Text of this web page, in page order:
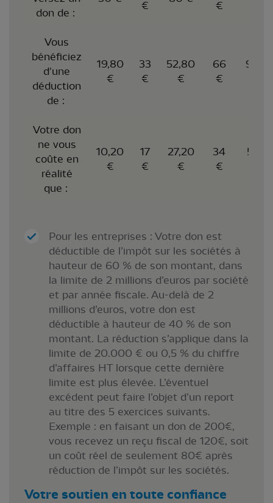
don de :
€ €
Vous
bénéficiez
d'une
déduction
de :
19,80
€
33
€
52,80
€
66
€
99
Votre don
ne vous
coûte en
réalité
que :
10,20
€
17
€
27,20
€
34
€
51
Pour les entreprises : Votre don est
déductible de l’impôt sur les sociétés à
hauteur de 60 % de son montant, dans
la limite de 2 millions d’euros par société
et par année fiscale. Au-delà de 2
millions d’euros, votre don est
déductible à hauteur de 40 % de son
montant. La réduction s’applique dans la
limite de 20.000 € ou 0,5 % du chiffre
d’affaires HT lorsque cette dernière
limite est plus élevée. L’éventuel
excédent peut faire l’objet d’un report
au titre des 5 exercices suivants.
Exemple : en faisant un don de 200€,
vous recevez un reçu fiscal de 120€, soit
un coût réel de seulement 80€ après
réduction de l’impôt sur les sociétés.
Votre soutien en toute confiance